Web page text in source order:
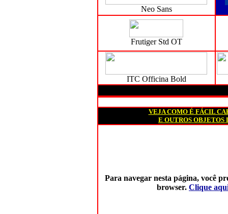
Neo Sans
Frutiger Std OT
ITC Officina Bold
VEJA COMO É FÁCIL
E OUTROS OBJETOS
Para navegar nesta página, você
browser. Clique